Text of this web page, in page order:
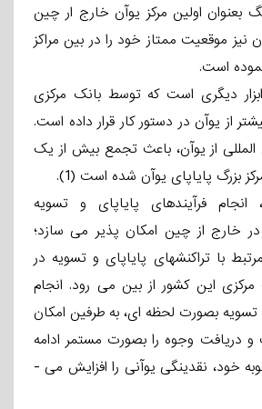
کنگ بعنوان اولین مرکز یوآن خارج ار چین
نیز موقعیت ممتاز خود را در بین مراکز
است.
ابزار دیگری است که توسط بانک مرکزی
از یوآن در دستور کار قرار داده است.
المللی از یوآن، باعث تجمع بیش از یک
انجام فرآیندهای پایاپای و تسویه
در خارج از چین امکان ­پذیر می سازد؛
با تراکنشهای پایاپای و تسویه در
این کشور از بین می ­رود. انجام
تسویه بصورت لحظه­ ای، به طرفین امکان
دریافت وجوه را بصورت مستمر ادامه
دهند که این امر به نوبه خود، نقدینگی یوآنی را افزایش می ­